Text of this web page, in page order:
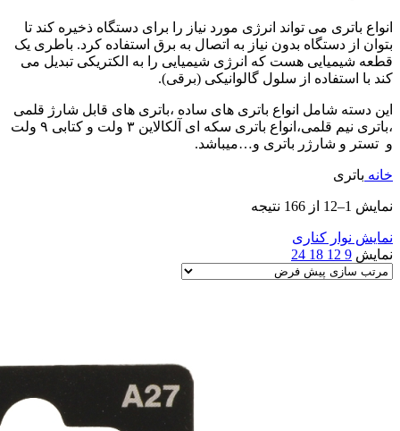
انواع باتری می تواند انرژی مورد نیاز را برای دستگاه ذخیره کند تا
بتوان از دستگاه بدون نیاز به اتصال به برق استفاده کرد. باطری یک
قطعه شیمیایی هست که انرژی شیمیایی را به الکتریکی تبدیل می
کند با استفاده از سلول گالوانیکی (برقی).
این دسته شامل انواع باتری های ساده ،باتری های قابل شارژ قلمی
،باتری نیم قلمی،انواع باتری سکه ای آلکالاین ۳ ولت و کتابی ۹ ولت
و تستر و شارژر باتری و…میباشد.
خانه باتری
نمایش 1–12 از 166 نتیجه
نمایش نوار کناری
نمایش 9
12
18
24